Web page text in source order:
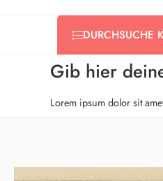
DURCHSUCHE
Gib hier
Lorem ipsum dolor sit